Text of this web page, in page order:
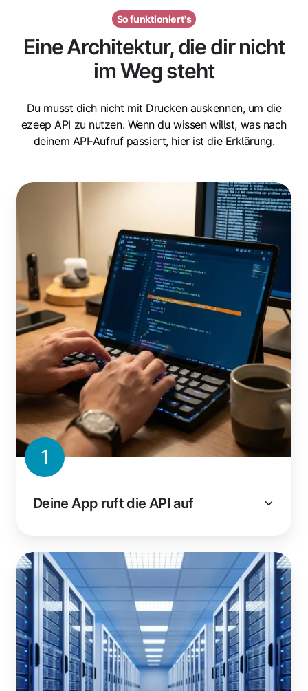
So funktioniert's
Eine Architektur, die dir nicht
im Weg steht
Du musst dich nicht mit Drucken auskennen, um die
ezeep API zu nutzen. Wenn du wissen willst, was nach
deinem API‑Aufruf passiert, hier ist die Erklärung.
1
Deine App ruft die API auf